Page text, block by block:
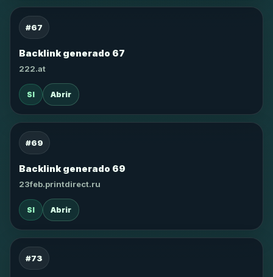
#67
Backlink generado 67
222.at
SI Abrir
#69
Backlink generado 69
23feb.printdirect.ru
SI Abrir
#73